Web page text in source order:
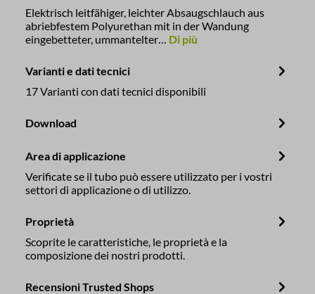
Elektrisch leitfähiger, leichter Absaugschlauch aus
abriebfestem Polyurethan mit in der Wandung
eingebetteter, ummantelter… Di più
Varianti e dati tecnici
17 Varianti con dati tecnici disponibili
Download
Area di applicazione
Verificate se il tubo può essere utilizzato per i vostri
settori di applicazione o di utilizzo.
Proprietà
Scoprite le caratteristiche, le proprietà e la
composizione dei nostri prodotti.
Recensioni Trusted Shops